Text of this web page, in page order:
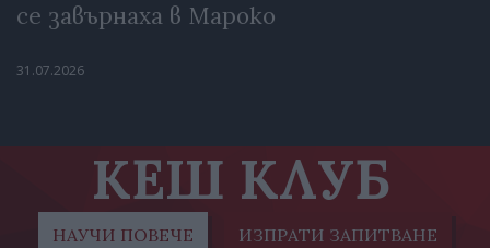
се завърнаха в Мароко
31.07.2026
КЕШ КЛУБ
НАУЧИ ПОВЕЧЕ ИЗПРАТИ ЗАПИТВАНЕ